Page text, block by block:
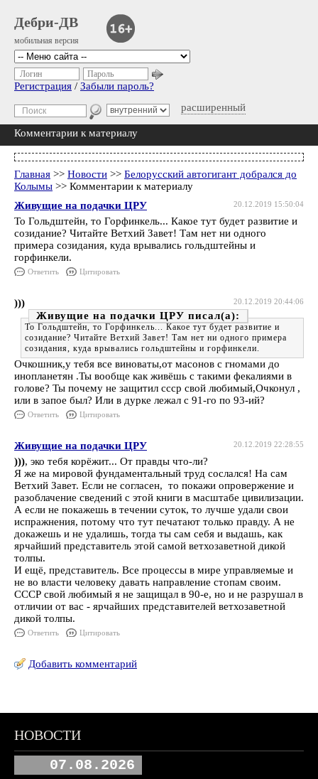
Дебри-ДВ
мобильная версия
расширенный
Логин Пароль
Регистрация / Забыли пароль?
Комментарии к материалу
Главная >> Новости >> Белорусский автогигант добрался до
Колымы >> Комментарии к материалу
20.12.2019 15:50:04
Живущие на подачки ЦРУ
То Гольдштейн, то Горфинкель... Какое тут будет развитие и
созидание? Читайте Ветхий Завет! Там нет ни одного
примера созидания, куда врывались гольдштейны и
горфинкели.
Ответить Цитировать
20.12.2019 20:44:06
)))
Живущие на подачки ЦРУ
То Гольдштейн, то Горфинкель... Какое тут будет развитие и
созидание? Читайте Ветхий Завет! Там нет ни одного примера
созидания, куда врывались гольдштейны и горфинкели.
Очкошник,у тебя все виноваты,от масонов с гномами до
инопланетян .Ты вообще как живёшь с такими фекалиями в
голове? Ты почему не защитил ссср свой любимый,Очконул ,
или в запое был? Или в дурке лежал с 91-го по 93-ий?
Ответить Цитировать
20.12.2019 22:28:55
Живущие на подачки ЦРУ
))), эко тебя корёжит... От правды что-ли?
Я же на мировой фундаментальный труд сослался! На сам
Ветхий Завет. Если не согласен, то покажи опровержение и
разоблачение сведений с этой книги в масштабе цивилизации.
А если не покажешь в течении суток, то лучше удали свои
испражнения, потому что тут печатают только правду. А не
докажешь и не удалишь, тогда ты сам себя и выдашь, как
ярчайший представитель этой самой ветхозаветной дикой
толпы.
И ещё, представитель. Все процессы в мире управляемые и
не во власти человеку давать направление стопам своим.
СССР свой любимый я не защищал в 90-е, но и не разрушал в
отличии от вас - ярчайших представителей ветхозаветной
дикой толпы.
Ответить Цитировать
Добавить комментарий
НОВОСТИ
07.08.2026